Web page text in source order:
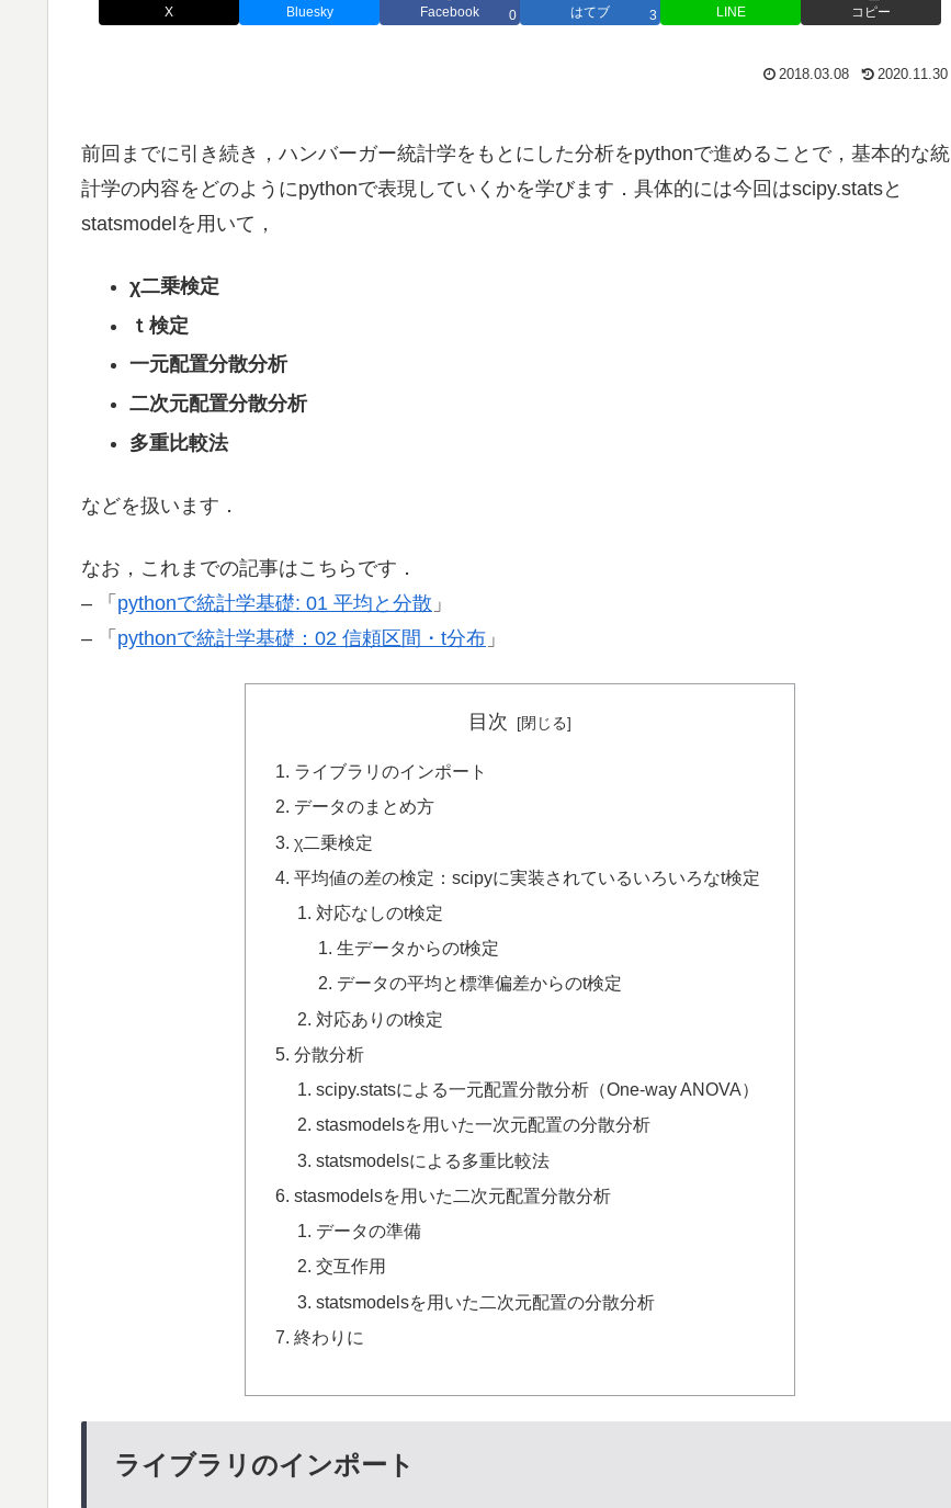
X Bluesky Facebook 0 はてブ 3 LINE コピー
2018.03.08 2020.11.30
前回までに引き続き，ハンバーガー統計学をもとにした分析をpythonで進めることで，基本的な統
計学の内容をどのようにpythonで表現していくかを学びます．具体的には今回はscipy.statsと
statsmodelを用いて，
χ二乗検定
ｔ検定
一元配置分散分析
二次元配置分散分析
多重比較法
などを扱います．
なお，これまでの記事はこちらです．
– 「 pythonで統計学基礎: 01 平均と分散 」
– 「 pythonで統計学基礎：02 信頼区間・t分布 」
目次
ライブラリのインポート
データのまとめ方
χ二乗検定
平均値の差の検定：scipyに実装されているいろいろなt検定
対応なしのt検定
生データからのt検定
データの平均と標準偏差からのt検定
対応ありのt検定
分散分析
scipy.statsによる一元配置分散分析（One-way ANOVA）
stasmodelsを用いた一次元配置の分散分析
statsmodelsによる多重比較法
stasmodelsを用いた二次元配置分散分析
データの準備
交互作用
statsmodelsを用いた二次元配置の分散分析
終わりに
ライブラリのインポート